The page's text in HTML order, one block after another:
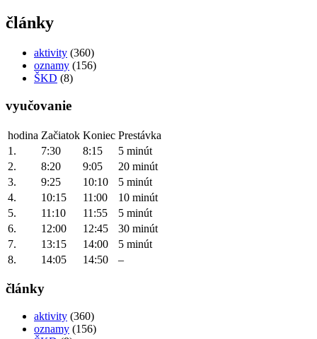
články
aktivity (360)
oznamy (156)
ŠKD (8)
vyučovanie
hodina Začiatok Koniec Prestávka
1.
7:30 8:15
5 minút
2.
8:20 9:05
20 minút
3.
9:25 10:10
5 minút
4.
10:15 11:00
10 minút
5.
11:10 11:55
5 minút
6.
12:00 12:45
30 minút
7.
13:15 14:00
5 minút
8.
14:05 14:50 –
články
aktivity (360)
oznamy (156)